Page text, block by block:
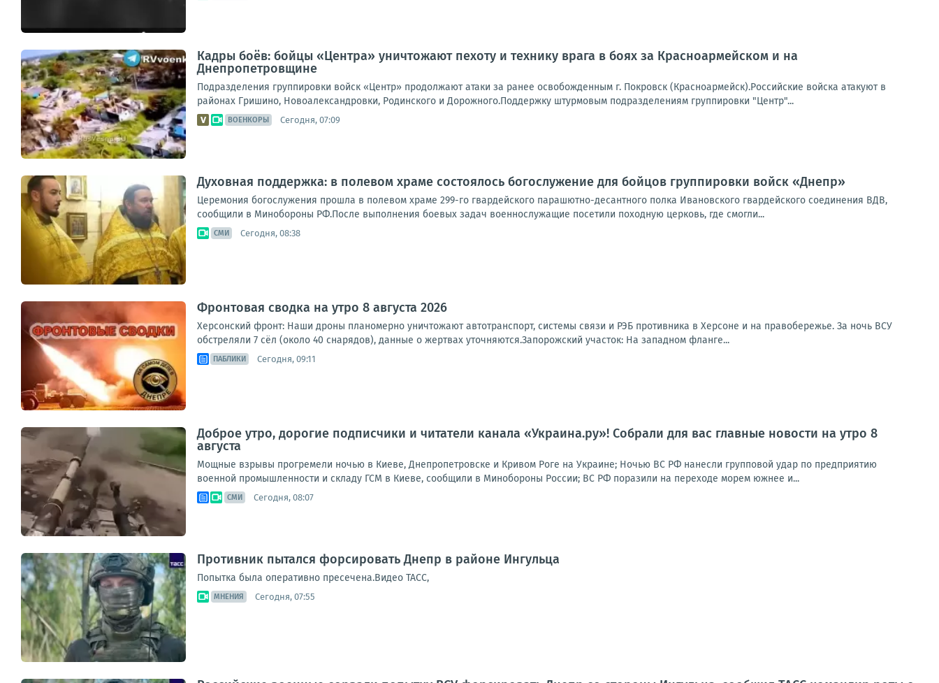
Кадры боёв: бойцы «Центра» уничтожают пехоту и технику врага в боях за Красноармейском и на
Днепропетровщине
Подразделения группировки войск «Центр» продолжают атаки за ранее освобожденным г. Покровск (Красноармейск).Российские войска атакуют в
районах Гришино, Новоалександровки, Родинского и Дорожного.Поддержку штурмовым подразделениям группировки "Центр"...
ВОЕНКОРЫ Сегодня, 07:09
Духовная поддержка: в полевом храме состоялось богослужение для бойцов группировки войск «Днепр»
Церемония богослужения прошла в полевом храме 299-го гвардейского парашютно-десантного полка Ивановского гвардейского соединения ВДВ,
сообщили в Минобороны РФ.После выполнения боевых задач военнослужащие посетили походную церковь, где смогли...
СМИ Сегодня, 08:38
Фронтовая сводка на утро 8 августа 2026
Херсонский фронт: Наши дроны планомерно уничтожают автотранспорт, системы связи и РЭБ противника в Херсоне и на правобережье. За ночь ВСУ
обстреляли 7 сёл (около 40 снарядов), данные о жертвах уточняются.Запорожский участок: На западном фланге...
ПАБЛИКИ Сегодня, 09:11
Доброе утро, дорогие подписчики и читатели канала «Украина.ру»! Собрали для вас главные новости на утро 8
августа
Мощные взрывы прогремели ночью в Киеве, Днепропетровске и Кривом Роге на Украине; Ночью ВС РФ нанесли групповой удар по предприятию
военной промышленности и складу ГСМ в Киеве, сообщили в Минобороны России; ВС РФ поразили на переходе морем южнее и...
СМИ Сегодня, 08:07
Противник пытался форсировать Днепр в районе Ингульца
Попытка была оперативно пресечена.Видео ТАСС,
МНЕНИЯ Сегодня, 07:55